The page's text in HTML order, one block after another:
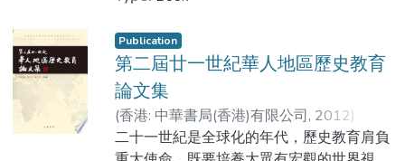
Publication
第二屆廿一世紀華人地區歷史教育
論文集
(香港: 中華書局(香港)有限公司, 2012)
Prof. PAAU Danny
;Dr. AU Chi Kin
;
二十一世紀是全球化的年代，歷史教育肩負